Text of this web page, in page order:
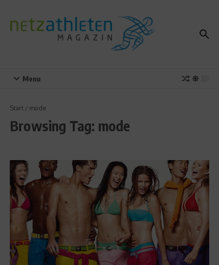
Menu
Start / mode
Browsing Tag: mode